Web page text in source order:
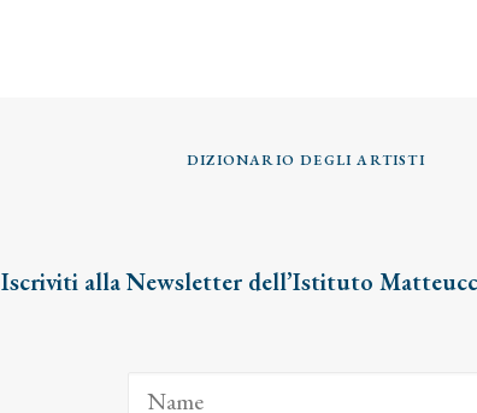
DIZIONARIO DEGLI ARTISTI
Iscriviti alla Newsletter dell’Istituto